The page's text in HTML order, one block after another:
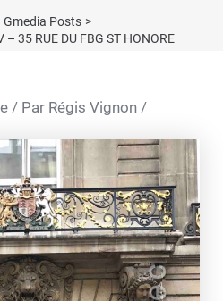
Gmedia Posts
35 RUE DU FBG ST HONORE
/ Par Régis Vignon/